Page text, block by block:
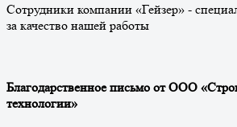
Сотрудники компании «Гейзер» -
за качество нашей работы
Благодарственное письмо от ООО
технологии»